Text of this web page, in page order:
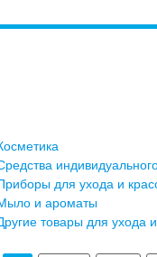
для ухода и
и ароматы
товары для ухода